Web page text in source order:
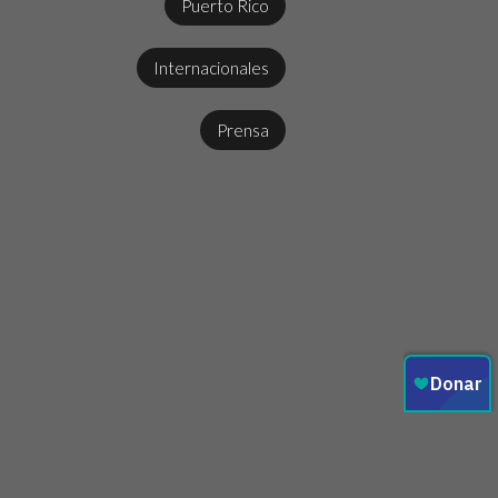
Puerto Rico
Internacionales
Prensa